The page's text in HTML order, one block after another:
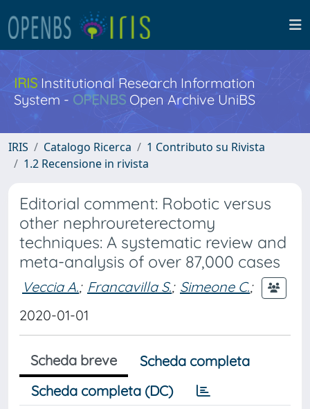
IRISInstitutional Research Information
System - OPENBS Open Archive UniBS
IRIS Catalogo Ricerca
1 Contributo su Rivista
1.2 Recensione in rivista
Editorial comment: Robotic versus
other nephroureterectomy
techniques: A systematic review and
meta-analysis of over 87,000 cases
Veccia A.; Francavilla S.; Simeone C.;
2020-01-01
Scheda breve
Scheda completa
Scheda completa (DC)